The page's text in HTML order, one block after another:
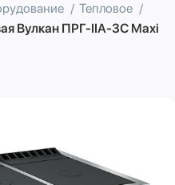
Тепловое
Вулкан ПРГ-IIA-3С Maxi